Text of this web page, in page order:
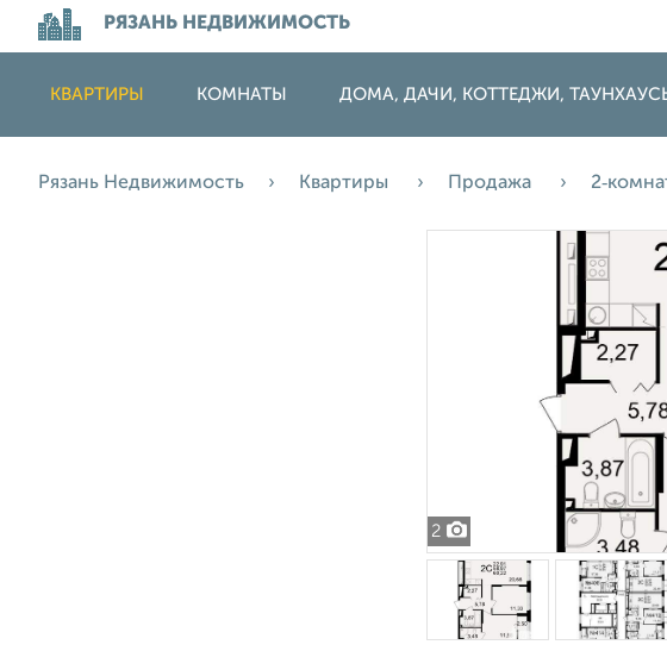
РЯЗАНЬ НЕДВИЖИМОСТЬ
КВАРТИРЫ КОМНАТЫ ДОМА, ДАЧИ, КОТТЕДЖИ,
Рязань Недвижимость Квартиры Продажа
2